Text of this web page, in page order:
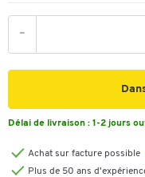
-
Délai de livraison : 1-2 jours
Achat sur facture possible
Plus de 50 ans